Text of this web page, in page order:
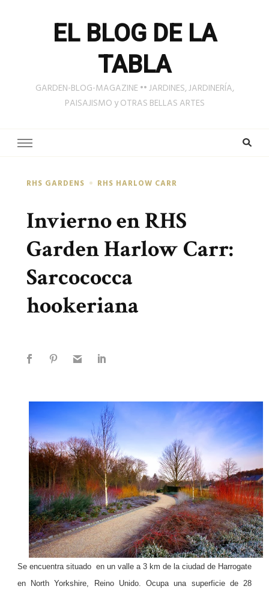
EL BLOG DE LA
TABLA
GARDEN-BLOG-MAGAZINE •• JARDINES, JARDINERÍA,
PAISAJISMO y OTRAS BELLAS ARTES
RHS GARDENS RHS HARLOW CARR
Invierno en RHS
Garden Harlow Carr:
Sarcococca
hookeriana
Se encuentra situado en un valle a 3 km de la ciudad de Harrogate
en North Yorkshire, Reino Unido. Ocupa una superficie de 28